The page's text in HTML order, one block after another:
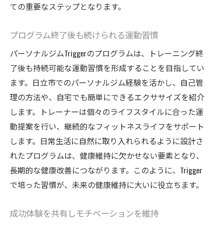
ての重要なステップとなります。
プログラム終了後も続けられる運動習慣
パーソナルジムTriggerのプログラムは、トレーニング終
了後も持続可能な運動習慣を形成することを目指してい
ます。日立市でのパーソナルジム経験を活かし、自己管
理の方法や、自宅でも簡単にできるエクササイズを紹介
します。トレーナーは個々のライフスタイルに合った運
動提案を行い、継続的なフィットネスライフをサポート
します。日常生活に自然に取り入れられるように設計さ
れたプログラムは、健康維持に欠かせない要素となり、
長期的な健康改善につながります。このように、Trigger
で培った習慣が、未来の健康維持に大いに役立ちます。
成功体験を共有しモチベーションを維持